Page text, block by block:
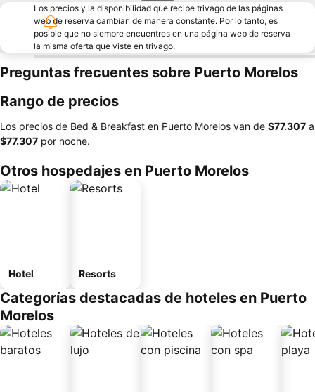
Los precios y la disponibilidad que recibe trivago de las páginas
web de reserva cambian de manera constante. Por lo tanto, es
posible que no siempre encuentres en una página web de reserva
la misma oferta que viste en trivago.
Preguntas frecuentes sobre Puerto Morelos
Rango de precios
Los precios de Bed & Breakfast en Puerto Morelos van de ‎$77.307 a
‎$77.307 por noche.
Otros hospedajes en Puerto Morelos
Hotel Resorts
Categorías destacadas de hoteles en Puerto
Morelos